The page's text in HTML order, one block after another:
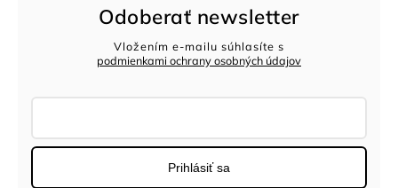
Odoberať newsletter
Vložením e-mailu súhlasíte s
podmienkami ochrany osobných údajov
Prihlásiť sa